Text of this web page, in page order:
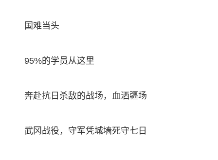
国难当头
95%的学员从这里
奔赴抗日杀敌的战场，血洒疆场
武冈战役，守军凭城墙死守七日